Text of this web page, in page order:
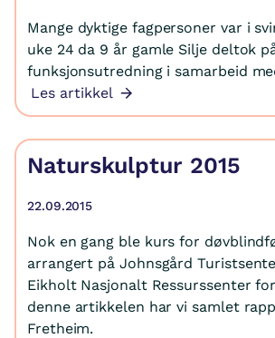
Mange dyktige fagpersoner var i
uke 24 da 9 år gamle Silje deltok
funksjonsutredning i samarbeid
Les artikkel
Naturskulptur 2015
22.09.2015
Nok en gang ble kurs for
arrangert på Johnsgård
Eikholt Nasjonalt Ressurssenter
denne artikkelen har vi samlet
Fretheim.